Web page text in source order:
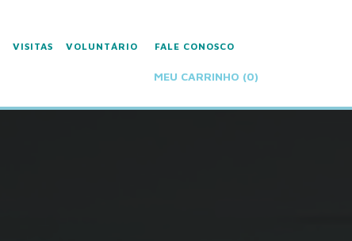
VISITAS VOLUNTÁRIO FALE CONOSCO
MEU CARRINHO (0)